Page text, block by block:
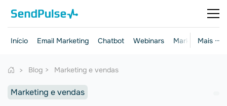
Mais ···
Início Email Marketing Chatbot Webinars Marketing e
Blog Marketing e vendas
Marketing e vendas